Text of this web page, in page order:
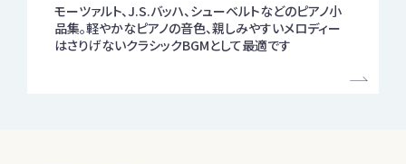
モーツァルト、J.S.バッハ、シューベルトなどのピアノ小
品集。軽やかなピアノの音色、親しみやすいメロディー
はさりげないクラシックBGMとして最適です